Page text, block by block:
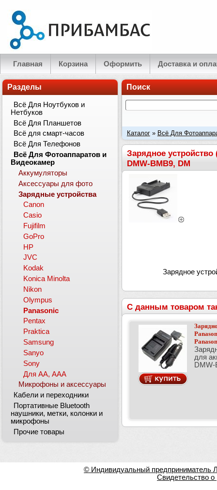
Главная Корзина Оформить Доставка и
Поиск
Каталог» Всё Для
замена Panasonic DE-A83
Зарядное
DMW-BMB9, DM
Зарядное
С данным товаром
для
DMW-
Разделы
Всё Для Ноутбуков и
Нетбуков
Всё Для Планшетов
Всё для смарт-часов
Всё Для Телефонов
Всё Для Фотоаппаратов и
Видеокамер
Аккумуляторы
Аксессуары для фото
Зарядные устройства
Canon
Casio
Fujifilm
GoPro
HP
JVC
Kodak
Konica Minolta
Nikon
Olympus
Panasonic
Pentax
Praktica
Samsung
Sanyo
Sony
Для АА, ААА
Микрофоны и аксессуары
Кабели и переходники
Портативные Bluetooth
наушники, метки, колонки и
микрофоны
Прочие товары
© Индивидуальный предприниматель
Свидетельство